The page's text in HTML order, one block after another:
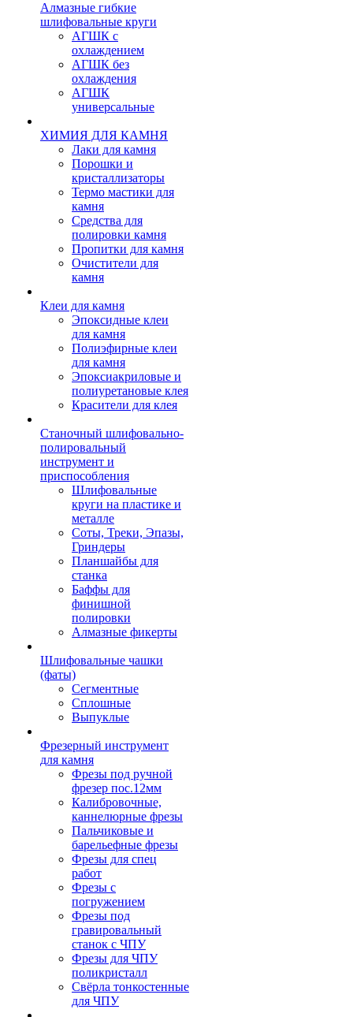
Алмазные гибкие
шлифовальные круги
АГШК с
охлаждением
АГШК без
охлаждения
АГШК
универсальные
ХИМИЯ ДЛЯ КАМНЯ
Лаки для камня
Порошки и
кристаллизаторы
Термо мастики для
камня
Средства для
полировки камня
Пропитки для камня
Очистители для
камня
Клеи для камня
Эпоксидные клеи
для камня
Полиэфирные клеи
для камня
Эпоксиакриловые и
полиуретановые клея
Красители для клея
Станочный шлифовально-
полировальный
инструмент и
приспособления
Шлифовальные
круги на пластике и
металле
Соты, Треки, Эпазы,
Гриндеры
Планшайбы для
станка
Баффы для
финишной
полировки
Алмазные фикерты
Шлифовальные чашки
(фаты)
Сегментные
Сплошные
Выпуклые
Фрезерный инструмент
для камня
Фрезы под ручной
фрезер пос.12мм
Калибровочные,
каннелюрные фрезы
Пальчиковые и
барельефные фрезы
Фрезы для спец
работ
Фрезы с
погружением
Фрезы под
гравировальный
станок с ЧПУ
Фрезы для ЧПУ
поликристалл
Свёрла тонкостенные
для ЧПУ